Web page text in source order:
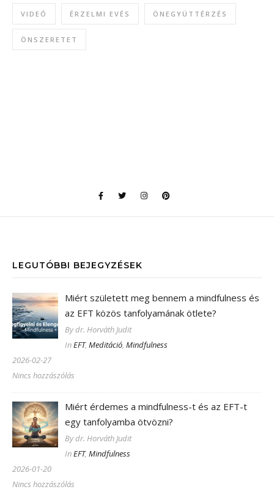
VIDEÓ ÉRZELMI EVÉS ÖNEGYÜTTÉRZÉS
ÖNSZERETET
LEGUTÓBBI BEJEGYZÉSEK
Miért született meg bennem a mindfulness és
az EFT közös tanfolyamának ötlete?
By dr. Horváth Judit
InEFT,Meditáció,Mindfulness
2026-02-27
Nincs hozzászólás
Miért érdemes a mindfulness-t és az EFT-t
egy tanfolyamba ötvözni?
By dr. Horváth Judit
InEFT,Mindfulness
2026-01-20
Nincs hozzászólás